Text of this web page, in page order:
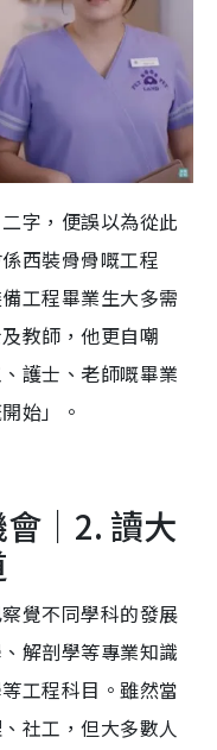
字，便誤以為從此
西裝骨骨嘅工程
工程畢業生大多需
教師，他更自嘲
護士、老師嘅畢業
始」。
｜2. 讀大
覺不同學科的發展
解剖學等專業知識
工程科目。雖然當
社工，但大多數人